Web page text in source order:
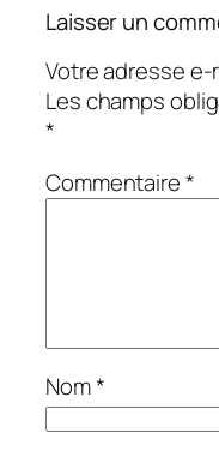
Laisser un
Votre adresse e-
Les champs
*
Commentaire*
Nom*